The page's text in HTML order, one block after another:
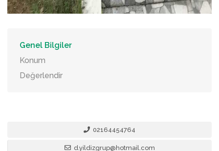
Genel Bilgiler
Konum
Değerlendir
02164454764
d.yildizgrup@hotmail.com